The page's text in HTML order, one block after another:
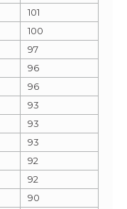
101
100
97
96
96
93
93
93
92
92
90